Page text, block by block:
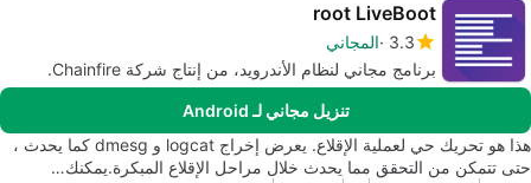
root LiveBoot
3.3 المجاني
برنامج مجاني لنظام الأندرويد، من إنتاج شركة Chainfire.
تنزيل مجاني لـ Android
هذا هو تحريك حي لعملية الإقلاع. يعرض إخراج logcat و dmesg كما يحدث ،
حتى تتمكن من التحقق مما يحدث خلال مراحل الإقلاع المبكرة.يمكنك…